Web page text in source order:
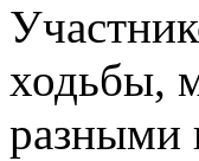
ходьбы,
разными